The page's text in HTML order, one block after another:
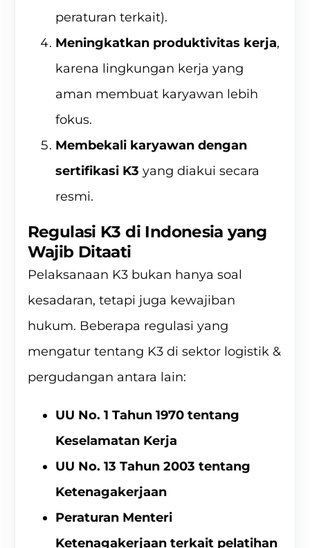
peraturan terkait).
Meningkatkan produktivitas kerja,
karena lingkungan kerja yang
aman membuat karyawan lebih
fokus.
Membekali karyawan dengan
sertifikasi K3 yang diakui secara
resmi.
Regulasi K3 di Indonesia yang
Wajib Ditaati
Pelaksanaan K3 bukan hanya soal
kesadaran, tetapi juga kewajiban
hukum. Beberapa regulasi yang
mengatur tentang K3 di sektor logistik &
pergudangan antara lain:
UU No. 1 Tahun 1970 tentang
Keselamatan Kerja
UU No. 13 Tahun 2003 tentang
Ketenagakerjaan
Peraturan Menteri
Ketenagakerjaan terkait pelatihan